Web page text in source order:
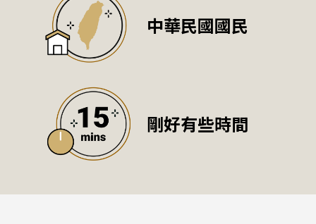
中華民國國民
剛好有些時間